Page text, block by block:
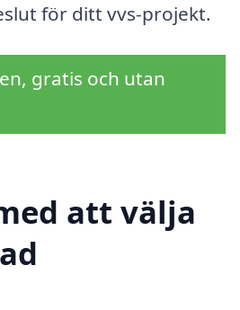
för ditt vvs-projekt.
gratis och utan
att välja